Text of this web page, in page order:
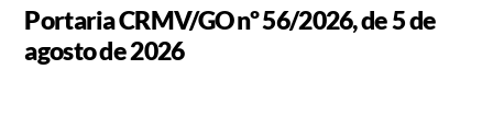
Portaria CRMV/GO nº 56/2026, de 5 de
agosto de 2026